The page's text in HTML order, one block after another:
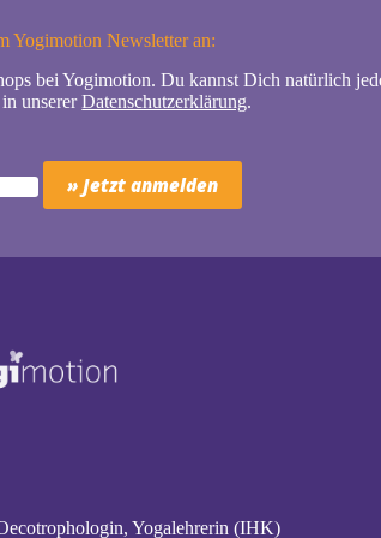
Yogimotion Newsletter an:
bei Yogimotion. Du kannst Dich natürlich
unsererDatenschutzerklärung.
Yogalehrerin (IHK)